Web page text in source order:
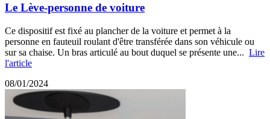
Le Lève-personne de voiture
Ce dispositif est fixé au plancher de la voiture et permet à la
personne en fauteuil roulant d'être transférée dans son véhicule ou
sur sa chaise. Un bras articulé au bout duquel se présente une... Lire
l'article
08/01/2024